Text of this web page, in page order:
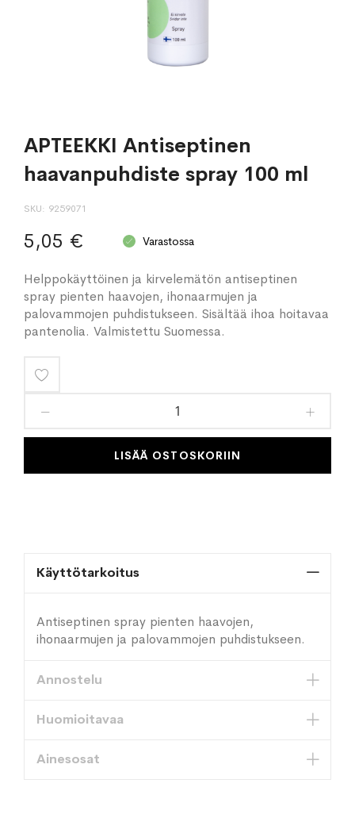
APTEEKKI Antiseptinen
haavanpuhdiste spray 100 ml
SKU 9259071
5,05 € Varastossa
Helppokäyttöinen ja kirvelemätön antiseptinen
spray pienten haavojen, ihonaarmujen ja
palovammojen puhdistukseen. Sisältää ihoa hoitavaa
pantenolia. Valmistettu Suomessa.
toivelistaan
LISÄÄ OSTOSKORIIN
Käyttötarkoitus
Antiseptinen spray pienten haavojen,
ihonaarmujen ja palovammojen puhdistukseen.
Annostelu
Huomioitavaa
Ainesosat